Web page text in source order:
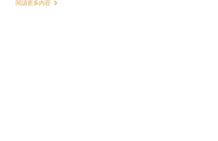
閱讀更多內容